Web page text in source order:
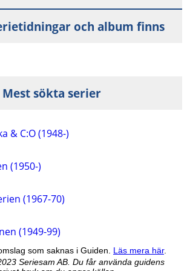
och album finns
Mest sökta serier
& C:O (1948-)
(1950-)
(1967-70)
(1949-99)
som saknas i Guiden. Läs mera här.
Seriesam AB. Du får använda guidens